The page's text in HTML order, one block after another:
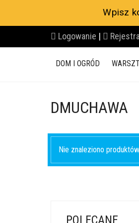
Wpisz
Logowanie |
DOM I OGRÓD
DMUCHAWA
Nie znaleziono
POLECANE